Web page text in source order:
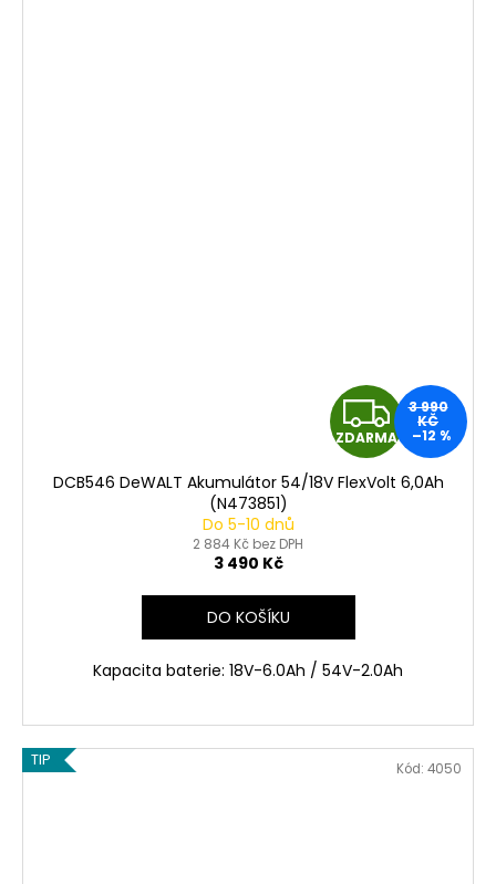
Z
D
A
ZDARMA
3 990
KČ
–12 %
DCB546 DeWALT Akumulátor 54/18V FlexVolt 6,0Ah
(N473851)
Do 5-10 dnů
2 884 Kč bez DPH
3 490 Kč
DO KOŠÍKU
Kapacita baterie: 18V-6.0Ah / 54V-2.0Ah
TIP Kód: 4050